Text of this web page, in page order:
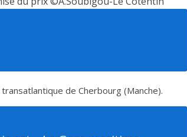
de Cherbourg (Manche).